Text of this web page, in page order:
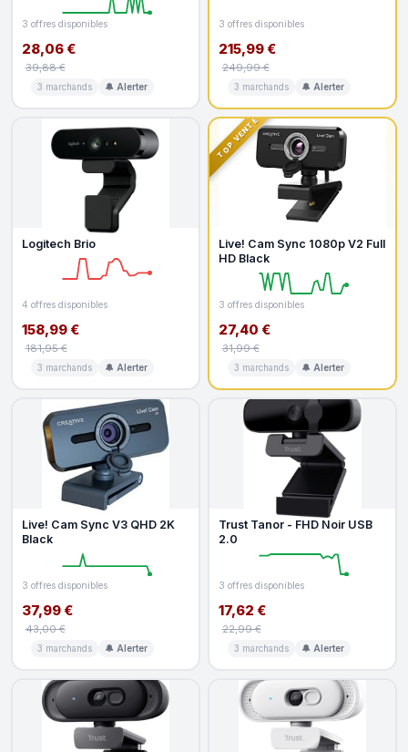
3 offres disponibles
28,06 €
39,88 €
3 marchands 🔔 Alerter
3 offres disponibles
215,99 €
249,99 €
3 marchands 🔔 Alerter
Logitech Brio
4 offres disponibles
158,99 €
181,95 €
3 marchands 🔔 Alerter
TOP VENTE
Live! Cam Sync 1080p V2 Full
HD Black
3 offres disponibles
27,40 €
31,99 €
3 marchands 🔔 Alerter
Live! Cam Sync V3 QHD 2K
Black
3 offres disponibles
37,99 €
43,00 €
3 marchands 🔔 Alerter
Trust Tanor - FHD Noir USB
2.0
3 offres disponibles
17,62 €
22,99 €
3 marchands 🔔 Alerter